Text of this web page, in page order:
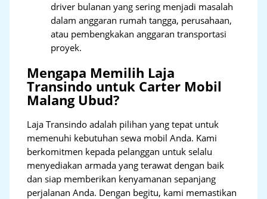
driver bulanan yang sering menjadi masalah
dalam anggaran rumah tangga, perusahaan,
atau pembengkakan anggaran transportasi
proyek.
Mengapa Memilih Laja
Transindo untuk Carter Mobil
Malang Ubud?
Laja Transindo adalah pilihan yang tepat untuk
memenuhi kebutuhan sewa mobil Anda. Kami
berkomitmen kepada pelanggan untuk selalu
menyediakan armada yang terawat dengan baik
dan siap memberikan kenyamanan sepanjang
perjalanan Anda. Dengan begitu, kami memastikan